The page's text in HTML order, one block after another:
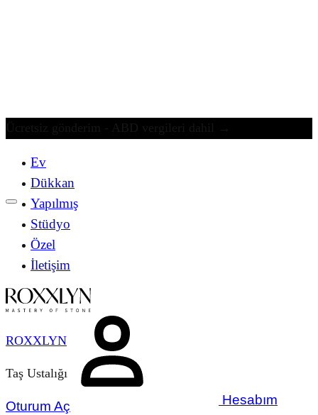
Ücretsiz gönderim - ABD vergileri dahil →
Ev
Dükkan
Yapılmış
Stüdyo
Özel
İletişim
ROXXLYN
Taş Ustalığı
Oturum Aç Hesabım